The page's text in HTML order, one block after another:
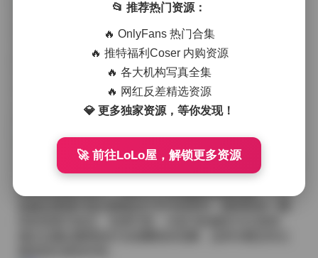
絞肉姬Walküre美女写真图集下载32套 8GB
服装上的搭配同样用心。有的套装采用修身的皮质战
衣，金属扣件与她的机械义肢相呼应，整体呈现出硬核
的战斗准备感；有的则换上轻透的雪纺连衣裙，配以细
带系腰，动作时裙摆随风轻扬，显出另一种柔韧的力
量。鞋子方面，从军靴到绑带凉鞋都有涉猎，每一次脚
步的落点都被镜头捕捉得十分细腻，地面的纹理、光影
的反射都成为画面的一部分。
整体观感上，这套图集没有刻意去追求甜美或萌系的表
现，而是保持了絞肉姬Walküre一贯的锐利气质。镜头语
言多采用低角度仰拍和侧光侧影，使人物在画面中具有
某种压迫感与张力，同时又不失细腻的情感流露——比
📂 推荐热门资源：
🔥 OnlyFans 热门合集
🔥 推特福利Coser 内购资源
🔥 各大机构写真全集
🔥 网红反差精选资源
💎 更多独家资源，等你发现！
🚀 前往LoLo屋，解锁更多资源